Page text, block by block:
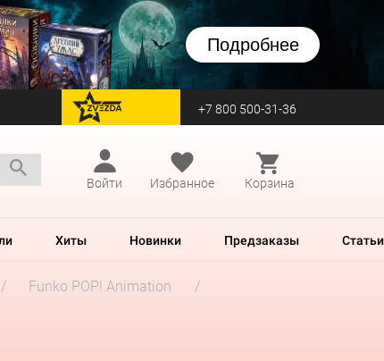
Подробнее
перейти на Zvezda +7 800 500-31-36
Войти
Избранное Корзина
Хиты Новинки Предзаказы Статьи
Funko POP! Animation